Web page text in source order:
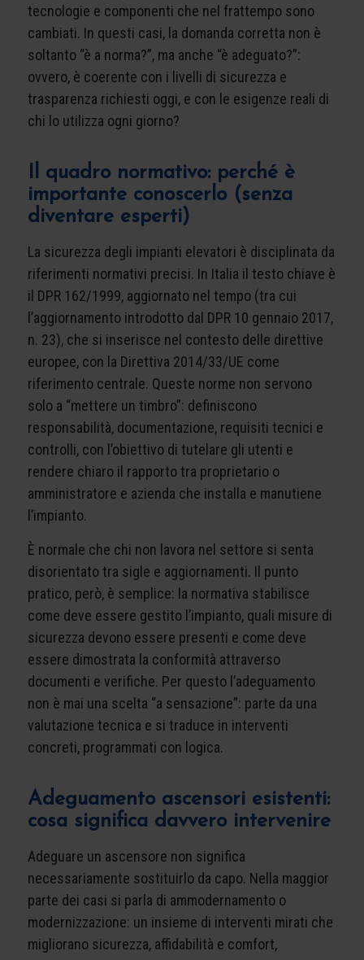
tecnologie e componenti che nel frattempo sono
cambiati. In questi casi, la domanda corretta non è
soltanto “è a norma?”, ma anche “è adeguato?”:
ovvero, è coerente con i livelli di sicurezza e
trasparenza richiesti oggi, e con le esigenze reali di
chi lo utilizza ogni giorno?
Il quadro normativo: perché è
importante conoscerlo (senza
diventare esperti)
La sicurezza degli impianti elevatori è disciplinata da
riferimenti normativi precisi. In Italia il testo chiave è
il DPR 162/1999, aggiornato nel tempo (tra cui
l’aggiornamento introdotto dal DPR 10 gennaio 2017,
n. 23), che si inserisce nel contesto delle direttive
europee, con la Direttiva 2014/33/UE come
riferimento centrale. Queste norme non servono
solo a “mettere un timbro”: definiscono
responsabilità, documentazione, requisiti tecnici e
controlli, con l’obiettivo di tutelare gli utenti e
rendere chiaro il rapporto tra proprietario o
amministratore e azienda che installa e manutiene
l’impianto.
È normale che chi non lavora nel settore si senta
disorientato tra sigle e aggiornamenti. Il punto
pratico, però, è semplice: la normativa stabilisce
come deve essere gestito l’impianto, quali misure di
sicurezza devono essere presenti e come deve
essere dimostrata la conformità attraverso
documenti e verifiche. Per questo l’adeguamento
non è mai una scelta “a sensazione”: parte da una
valutazione tecnica e si traduce in interventi
concreti, programmati con logica.
Adeguamento ascensori esistenti:
cosa significa davvero intervenire
Adeguare un ascensore non significa
necessariamente sostituirlo da capo. Nella maggior
parte dei casi si parla di ammodernamento o
modernizzazione: un insieme di interventi mirati che
migliorano sicurezza, affidabilità e comfort,